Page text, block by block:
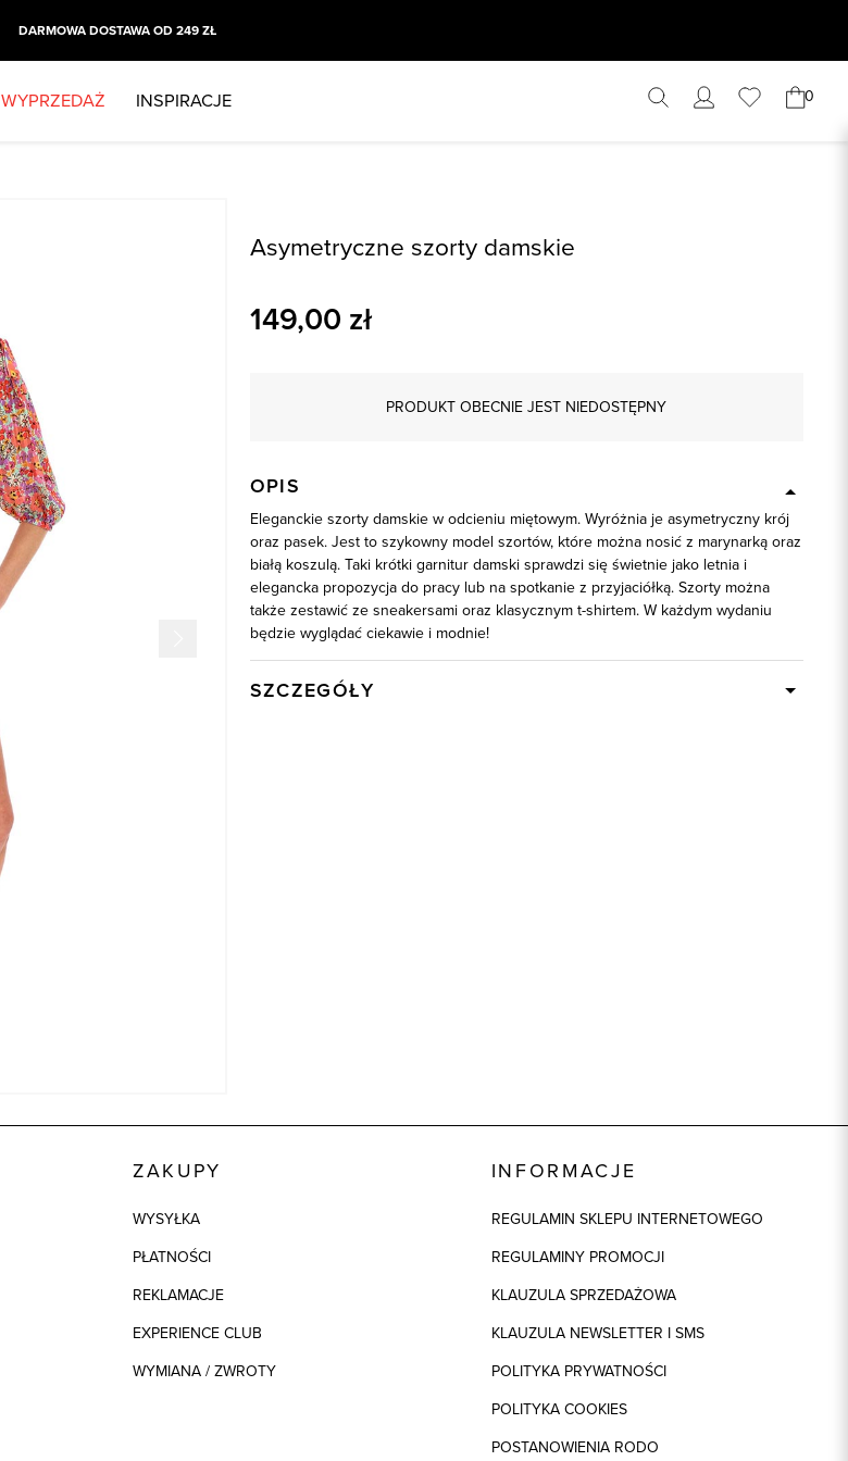
DARMOWA DOSTAWA OD 249 ZŁ
WYPRZEDAŻ INSPIRACJE 0
Asymetryczne szorty damskie
149,00 zł
PRODUKT OBECNIE JEST NIEDOSTĘPNY
OPIS
Eleganckie szorty damskie w odcieniu miętowym. Wyróżnia je asymetryczny krój
oraz pasek. Jest to szykowny model szortów, które można nosić z marynarką oraz
białą koszulą. Taki krótki garnitur damski sprawdzi się świetnie jako letnia i
elegancka propozycja do pracy lub na spotkanie z przyjaciółką. Szorty można
także zestawić ze sneakersami oraz klasycznym t-shirtem. W każdym wydaniu
będzie wyglądać ciekawie i modnie!
SZCZEGÓŁY
ZAKUPY
WYSYŁKA
PŁATNOŚCI
REKLAMACJE
EXPERIENCE CLUB
WYMIANA / ZWROTY
INFORMACJE
REGULAMIN SKLEPU INTERNETOWEGO
REGULAMINY PROMOCJI
KLAUZULA SPRZEDAŻOWA
KLAUZULA NEWSLETTER I SMS
POLITYKA PRYWATNOŚCI
POLITYKA COOKIES
POSTANOWIENIA RODO